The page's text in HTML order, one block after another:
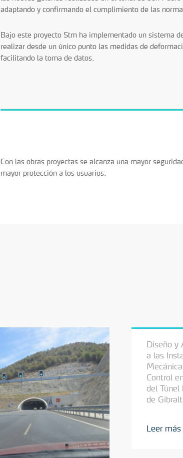
adaptando y confirmando el cumplimiento de las
Bajo este proyecto Stm ha implementado un sistema
realizar desde un único punto las medidas de
facilitando la toma de datos.
Con las obras proyectas se alcanza una mayor
mayor protección a los usuarios.
Diseño y
a las
Control
del Túnel
de